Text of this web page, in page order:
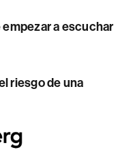
a escuchar
riesgo de una